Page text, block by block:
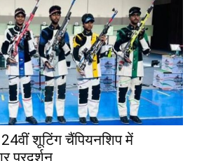
शूटिंग चैंपियनशिप में
प्रदर्शन